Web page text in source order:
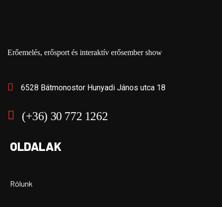
Erőemelés, erősport és interaktív erősember show
6528 Bátmonostor Hunyadi János utca 18
(+36) 30 772 1262
OLDALAK
Rólunk